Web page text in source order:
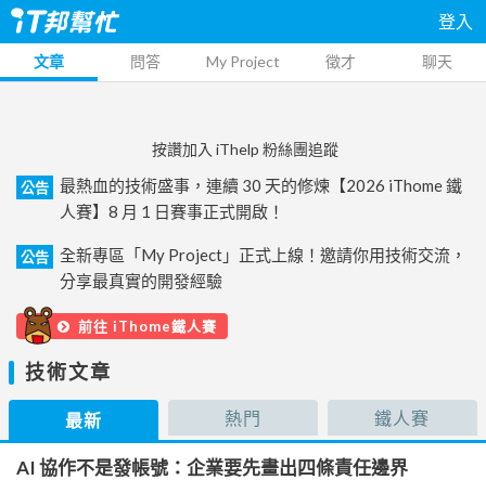
登入
文章 問答 My Project 徵才 聊天
按讚加入 iThelp 粉絲團追蹤
公告
最熱血的技術盛事，連續 30 天的修煉【2026 iThome 鐵
人賽】8 月 1 日賽事正式開啟！
公告
全新專區「My Project」正式上線！邀請你用技術交流，
分享最真實的開發經驗
前往 iThome鐵人賽
技術文章
最新 熱門 鐵人賽
AI 協作不是發帳號：企業要先畫出四條責任邊界